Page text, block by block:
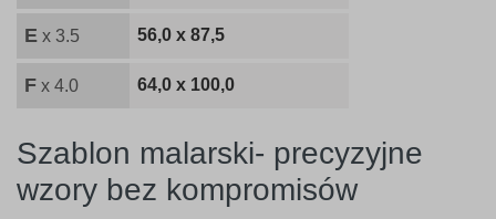
E x 3.5 56,0 x 87,5
F x 4.0 64,0 x 100,0
Szablon malarski- precyzyjne
wzory bez kompromisów